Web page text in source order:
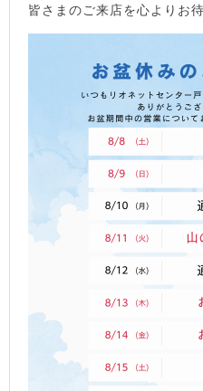
皆さまのご来店を心よりお